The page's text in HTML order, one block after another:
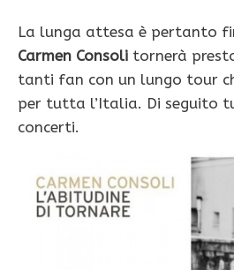
La lunga attesa è pertanto
Carmen Consoli tornerà
tanti fan con un lungo tour
per tutta l’Italia. Di seguito
concerti.